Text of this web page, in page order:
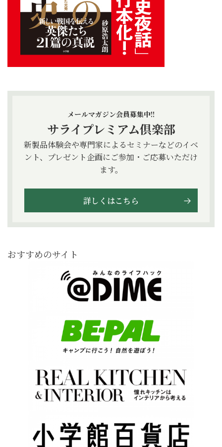
メールマガジン会員募集中!!
サライプレミアム倶楽部
新製品体験会や専門家によるセミナーなどのイベ
ント、プレゼント企画にご参加・ご応募いただけ
ます。
詳しくはこちら
おすすめのサイト